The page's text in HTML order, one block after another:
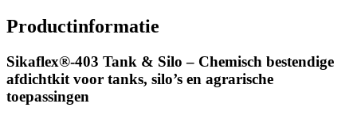
Productinformatie
Sikaflex®-403 Tank & Silo – Chemisch bestendige
afdichtkit voor tanks, silo’s en agrarische
toepassingen